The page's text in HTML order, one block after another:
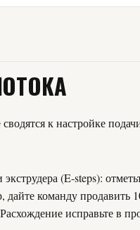
к настройке
(E-steps):
дайте команду продавить
исправьте в